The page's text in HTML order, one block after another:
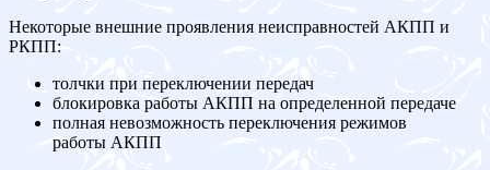
Некоторые внешние проявления неисправностей АКПП и
РКПП:
толчки при переключении передач
блокировка работы АКПП на определенной передаче
полная невозможность переключения режимов
работы АКПП